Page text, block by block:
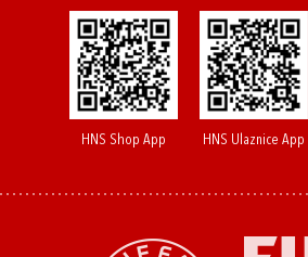
HNS Shop App HNS Ulaznice App